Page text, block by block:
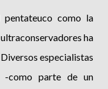
pentateuco como la
ha
especialistas
-como parte de un